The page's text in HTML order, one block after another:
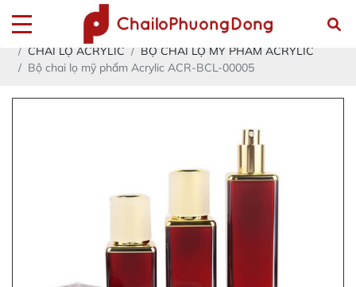
Trang chủ
Sản phẩm
CHAI LỌ NHỰA ACRYLIC- PETG - PET - PP - PE - HDPE
CHAI LỌ ACRYLIC
BỘ CHAI LỌ MỸ PHẨM ACRYLIC
Bộ chai lọ mỹ phẩm Acrylic ACR-BCL-00005